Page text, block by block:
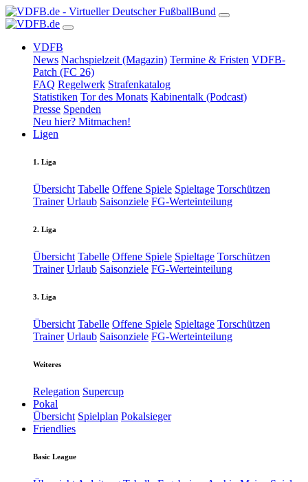
VDFB
News Nachspielzeit (Magazin) Termine & Fristen VDFB-
Patch (FC 26)
FAQ Regelwerk Strafenkatalog
Statistiken Tor des Monats Kabinentalk (Podcast)
Presse Spenden
Neu hier? Mitmachen!
Ligen
1. Liga
Übersicht Tabelle Offene Spiele Spieltage Torschützen
Trainer Urlaub Saisonziele FG-Werteinteilung
2. Liga
Übersicht Tabelle Offene Spiele Spieltage Torschützen
Trainer Urlaub Saisonziele FG-Werteinteilung
3. Liga
Übersicht Tabelle Offene Spiele Spieltage Torschützen
Trainer Urlaub Saisonziele FG-Werteinteilung
Weiteres
Relegation Supercup
Pokal
Übersicht Spielplan Pokalsieger
Friendlies
Basic League